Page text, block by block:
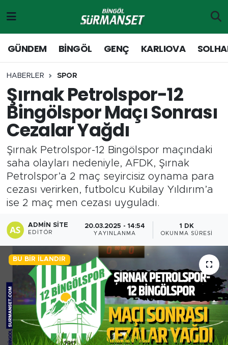
GÜNDEM BİNGÖL GENÇ KARLIOVA
HABERLER SPOR
Şırnak Petrolspor-12
Bingölspor Maçı Sonrası
Cezalar Yağdı
Şırnak Petrolspor-12 Bingölspor maçındaki
saha olayları nedeniyle, AFDK, Şırnak
Petrolspor’a 2 maç seyircisiz oynama para
cezası verirken, futbolcu Kubilay Yıldırım’a
ise 2 maç men cezası uyguladı.
ADMIN SITE
EDITÖR
20.03.2025 - 14:54
YAYINLANMA
1 DK
OKUNMA SÜRESI
BU BIR İLANDIR
Genç
Solhan
Karlıova
Yayladere-Yedisu
MD Prestij Dergisi
Siyaset
Spor
Yaşam
Sağlık
Eğitim
Merkez Hava Durumu
Merkez Trafik Yoğunluk Haritası
Süper Lig Puan Durumu ve Fikstür
Son Dakika Haberleri
Haber Arşivi